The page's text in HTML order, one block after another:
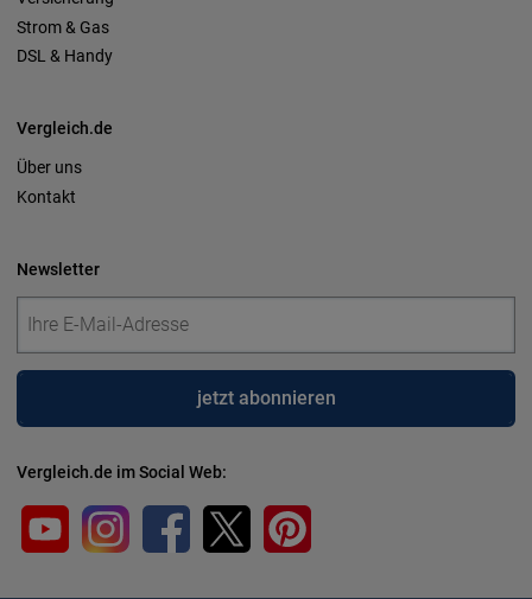
Strom & Gas
DSL & Handy
Vergleich.de
Über uns
Kontakt
Newsletter
jetzt abonnieren